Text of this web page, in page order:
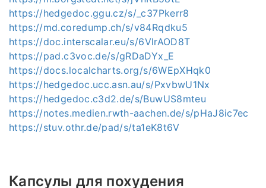
https://hedgedoc.ggu.cz/s/_c37Pkerr8
https://md.coredump.ch/s/v84Rqdku5
https://doc.interscalar.eu/s/6VlrAOD8T
https://pad.c3voc.de/s/gRDaDYx_E
https://docs.localcharts.org/s/6WEpXHqk0
https://hedgedoc.ucc.asn.au/s/PxvbwU1Nx
https://hedgedoc.c3d2.de/s/BuwUS8mteu
https://notes.medien.rwth-aachen.de/s/pHaJ8ic7ec
https://stuv.othr.de/pad/s/ta1eK8t6V
Капсулы для похудения